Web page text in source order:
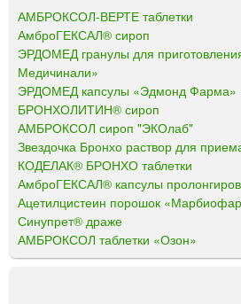
АМБРОКСОЛ-ВЕРТЕ таблетки
АмброГЕКСАЛ® сироп
ЭРДОМЕД гранулы для
Медичинали»
ЭРДОМЕД капсулы «Эдмонд Фарма»
БРОНХОЛИТИН® сироп
АМБРОКСОЛ сироп "ЭКОлаб"
Звездочка Бронхо раствор для
КОДЕЛАК® БРОНХО таблетки
АмброГЕКСАЛ® капсулы
Ацетилцистеин порошок
Синупрет® драже
АМБРОКСОЛ таблетки «Озон»